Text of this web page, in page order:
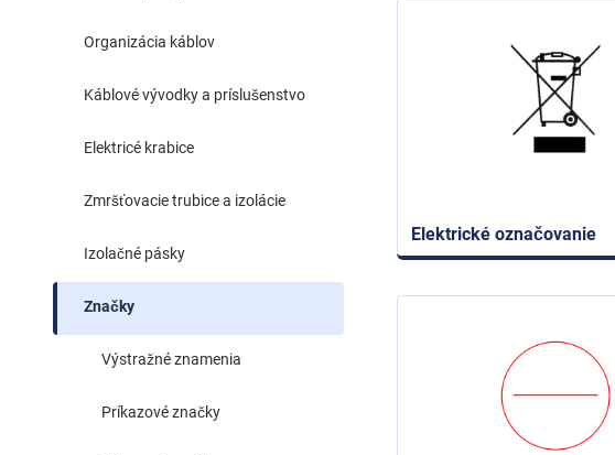
Organizácia káblov
Káblové vývodky a príslušenstvo
Elektricé krabice
Zmršťovacie trubice a izolácie
Izolačné pásky
Značky
Výstražné znamenia
Príkazové značky
Elektrické označovanie